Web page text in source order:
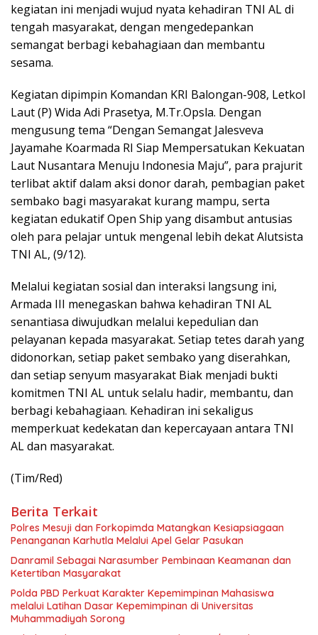
kegiatan ini menjadi wujud nyata kehadiran TNI AL di
tengah masyarakat, dengan mengedepankan
semangat berbagi kebahagiaan dan membantu
sesama.
Kegiatan dipimpin Komandan KRI Balongan-908, Letkol
Laut (P) Wida Adi Prasetya, M.Tr.Opsla. Dengan
mengusung tema “Dengan Semangat Jalesveva
Jayamahe Koarmada RI Siap Mempersatukan Kekuatan
Laut Nusantara Menuju Indonesia Maju”, para prajurit
terlibat aktif dalam aksi donor darah, pembagian paket
sembako bagi masyarakat kurang mampu, serta
kegiatan edukatif Open Ship yang disambut antusias
oleh para pelajar untuk mengenal lebih dekat Alutsista
TNI AL, (9/12).
Melalui kegiatan sosial dan interaksi langsung ini,
Armada III menegaskan bahwa kehadiran TNI AL
senantiasa diwujudkan melalui kepedulian dan
pelayanan kepada masyarakat. Setiap tetes darah yang
didonorkan, setiap paket sembako yang diserahkan,
dan setiap senyum masyarakat Biak menjadi bukti
komitmen TNI AL untuk selalu hadir, membantu, dan
berbagi kebahagiaan. Kehadiran ini sekaligus
memperkuat kedekatan dan kepercayaan antara TNI
AL dan masyarakat.
(Tim/Red)
Berita Terkait
Polres Mesuji dan Forkopimda Matangkan Kesiapsiagaan
Penanganan Karhutla Melalui Apel Gelar Pasukan
Danramil Sebagai Narasumber Pembinaan Keamanan dan
Ketertiban Masyarakat
Polda PBD Perkuat Karakter Kepemimpinan Mahasiswa
melalui Latihan Dasar Kepemimpinan di Universitas
Muhammadiyah Sorong